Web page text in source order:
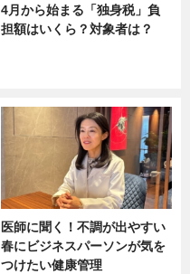
4月から始まる「独身税」負
担額はいくら？対象者は？
医師に聞く！不調が出やすい
春にビジネスパーソンが気を
つけたい健康管理